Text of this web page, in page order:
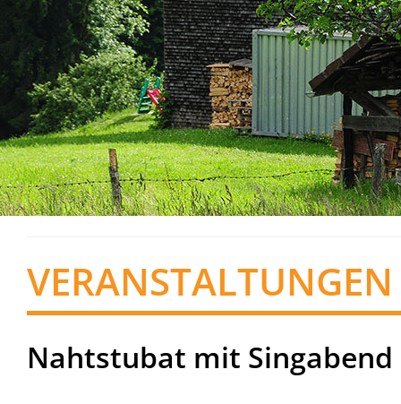
VERANSTALTUNGEN
Nahtstubat mit Singabend